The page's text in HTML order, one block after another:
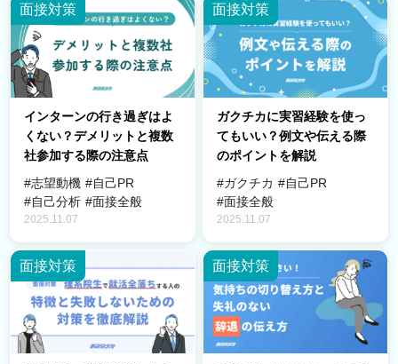
インターンの行き過ぎはよ
くない？デメリットと複数
社参加する際の注意点
面接対策
#志望動機 #自己PR
#自己分析 #面接全般
2025.11.07
ガクチカに実習経験を使っ
てもいい？例文や伝える際
のポイントを解説
面接対策
#ガクチカ #自己PR
#面接全般
2025.11.07
面接対策 面接対策